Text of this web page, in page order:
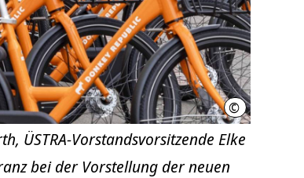
© GVH/Florian Arp
ÜSTRA-Vorstandsvorsitzende Elke
bei der Vorstellung der neuen